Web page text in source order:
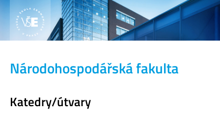
Národohospodářská fakulta
Katedry/útvary